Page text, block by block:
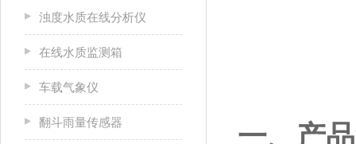
浊度水质在线分析仪
在线水质监测箱
车载气象仪
翻斗雨量传感器 一、产